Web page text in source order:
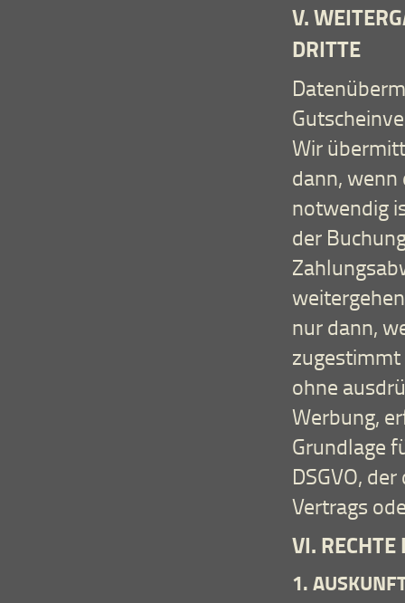
V.
DRITTE
Wir
dann, wenn
notwendig
der
nur dann,
zugestimmt
ohne
Werbung,
Grundlage
DSGVO,
Vertrags
VI.
1.